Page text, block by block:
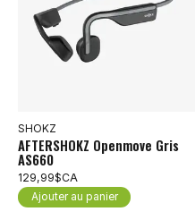
SHOKZ
AFTERSHOKZ Openmove Gris
AS660
129,99$CA
Ajouter au panier